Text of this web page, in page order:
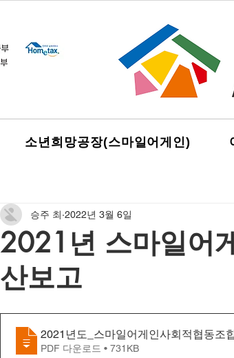
소년희망공장(스마일어게인)
2021년 스마일어
산보고
승주 최 2022년 3월 6일
2021년도_스마일어게인사회적협동조
PDF 다운로드 • 731KB